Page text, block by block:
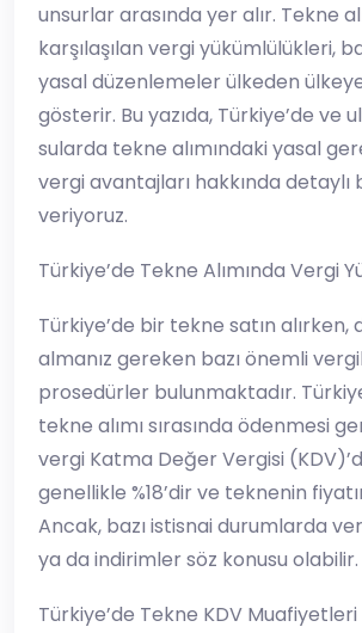
unsurlar arasında yer alır. Tekne
karşılaşılan vergi yükümlülükleri,
yasal düzenlemeler ülkeden
gösterir. Bu yazıda, Türkiye’de ve
sularda tekne alımındaki yasal
vergi avantajları hakkında detaylı
veriyoruz.
Türkiye’de Tekne Alımında Vergi
Türkiye’de bir tekne satın alırken,
almanız gereken bazı önemli
prosedürler bulunmaktadır.
tekne alımı sırasında ödenmesi
vergi Katma Değer Vergisi
genellikle %18’dir ve teknenin
Ancak, bazı istisnai durumlarda
ya da indirimler söz konusu olabilir.
Türkiye’de Tekne KDV Muafiyetleri